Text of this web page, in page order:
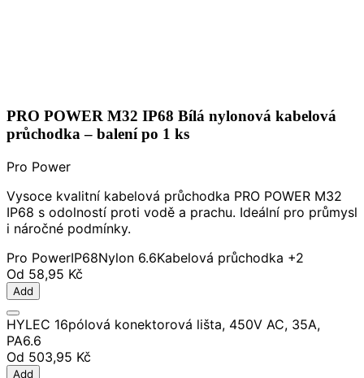
PRO POWER M32 IP68 Bílá nylonová kabelová
průchodka – balení po 1 ks
Pro Power
Vysoce kvalitní kabelová průchodka PRO POWER M32
IP68 s odolností proti vodě a prachu. Ideální pro průmysl
i náročné podmínky.
Pro PowerIP68Nylon 6.6Kabelová průchodka +2
Od 58,95 Kč
Add
HYLEC 16pólová konektorová lišta, 450V AC, 35A,
PA6.6
Od 503,95 Kč
Add